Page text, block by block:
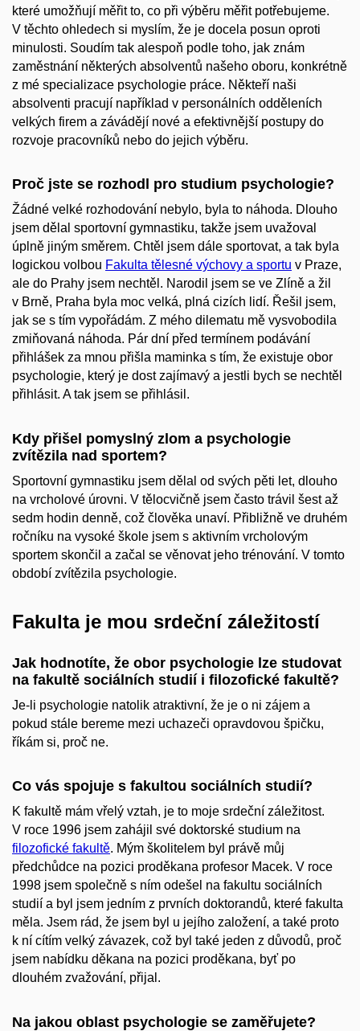
které umožňují měřit to, co při výběru měřit potřebujeme.
V těchto ohledech si myslím, že je docela posun oproti
minulosti. Soudím tak alespoň podle toho, jak znám
zaměstnání některých absolventů našeho oboru, konkrétně
z mé specializace psychologie práce. Někteří naši
absolventi pracují například v personálních odděleních
velkých firem a závádějí nové a efektivnější postupy do
rozvoje pracovníků nebo do jejich výběru.
Proč jste se rozhodl pro studium psychologie?
Žádné velké rozhodování nebylo, byla to náhoda. Dlouho
jsem dělal sportovní gymnastiku, takže jsem uvažoval
úplně jiným směrem. Chtěl jsem dále sportovat, a tak byla
logickou volbou Fakulta tělesné výchovy a sportu v Praze,
ale do Prahy jsem nechtěl. Narodil jsem se ve Zlíně a žil
v Brně, Praha byla moc velká, plná cizích lidí. Řešil jsem,
jak se s tím vypořádám. Z mého dilematu mě vysvobodila
zmiňovaná náhoda. Pár dní před termínem podávání
přihlášek za mnou přišla maminka s tím, že existuje obor
psychologie, který je dost zajímavý a jestli bych se nechtěl
přihlásit. A tak jsem se přihlásil.
Kdy přišel pomyslný zlom a psychologie
zvítězila nad sportem?
Sportovní gymnastiku jsem dělal od svých pěti let, dlouho
na vrcholové úrovni. V tělocvičně jsem často trávil šest až
sedm hodin denně, což člověka unaví. Přibližně ve druhém
ročníku na vysoké škole jsem s aktivním vrcholovým
sportem skončil a začal se věnovat jeho trénování. V tomto
období zvítězila psychologie.
Fakulta je mou srdeční záležitostí
Jak hodnotíte, že obor psychologie lze studovat
na fakultě sociálních studií i filozofické fakultě?
Je-li psychologie natolik atraktivní, že je o ni zájem a
pokud stále bereme mezi uchazeči opravdovou špičku,
říkám si, proč ne.
Co vás spojuje s fakultou sociálních studií?
K fakultě mám vřelý vztah, je to moje srdeční záležitost.
V roce 1996 jsem zahájil své doktorské studium na
filozofické fakultě. Mým školitelem byl právě můj
předchůdce na pozici proděkana profesor Macek. V roce
1998 jsem společně s ním odešel na fakultu sociálních
studií a byl jsem jedním z prvních doktorandů, které fakulta
měla. Jsem rád, že jsem byl u jejího založení, a také proto
k ní cítím velký závazek, což byl také jeden z důvodů, proč
jsem nabídku děkana na pozici proděkana, byť po
dlouhém zvažování, přijal.
Na jakou oblast psychologie se zaměřujete?